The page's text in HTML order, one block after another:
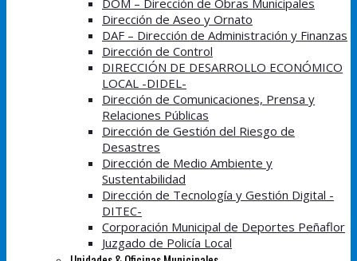
DOM – Dirección de Obras Municipales
Dirección de Aseo y Ornato
DAF – Dirección de Administración y Finanzas
Dirección de Control
DIRECCIÓN DE DESARROLLO ECONÓMICO
LOCAL -DIDEL-
Dirección de Comunicaciones, Prensa y
Relaciones Públicas
Dirección de Gestión del Riesgo de
Desastres
Dirección de Medio Ambiente y
Sustentabilidad
Dirección de Tecnología y Gestión Digital -
DITEC-
Corporación Municipal de Deportes Peñaflor
Juzgado de Policía Local